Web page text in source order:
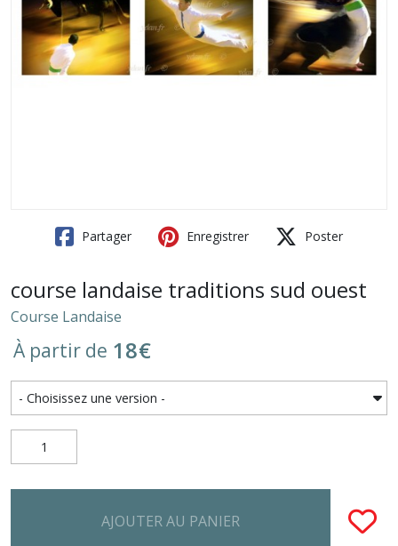
Partager Enregistrer Poster
course landaise traditions sud ouest
Course Landaise
À partir de 18€
AJOUTER AU PANIER